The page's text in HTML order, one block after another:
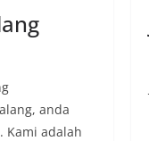
anda
Kami adalah